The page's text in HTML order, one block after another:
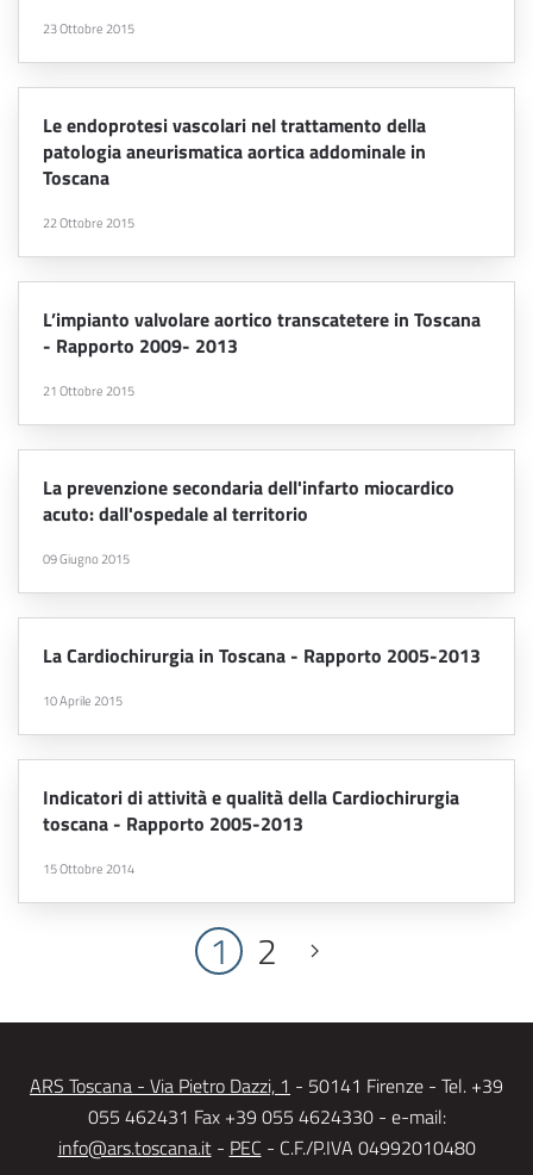
23 Ottobre 2015
Le endoprotesi vascolari nel trattamento della
patologia aneurismatica aortica addominale in
Toscana
22 Ottobre 2015
L’impianto valvolare aortico transcatetere in Toscana
- Rapporto 2009- 2013
21 Ottobre 2015
La prevenzione secondaria dell'infarto miocardico
acuto: dall'ospedale al territorio
09 Giugno 2015
La Cardiochirurgia in Toscana - Rapporto 2005-2013
10 Aprile 2015
Indicatori di attività e qualità della Cardiochirurgia
toscana - Rapporto 2005-2013
15 Ottobre 2014
1 2
ARS Toscana - Via Pietro Dazzi, 1 - 50141 Firenze - Tel. +39
055 462431 Fax +39 055 4624330 - e-mail:
info@ars.toscana.it- PEC - C.F./P.IVA 04992010480